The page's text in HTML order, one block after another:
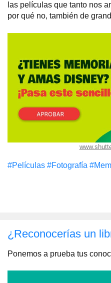
las películas que tanto nos
por qué no, también de
#Películas #Fotografía
¿Reconocerías un
Ponemos a prueba tus